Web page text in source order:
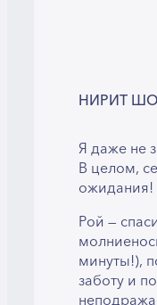
НИРИТ
Я даже не
В целом,
ожидания!
Рой —
минуты!),
заботу и